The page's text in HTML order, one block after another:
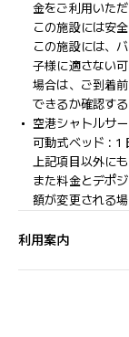
金をご利用いた
この施設には安
この施設には、
子様に適さない
場合は、ご到着
できるか確認す
空港シャトルサ
可動式ベッド : 1
上記項目以外に
また料金とデポ
額が変更される場
利用案内